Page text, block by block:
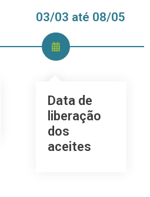
03/03 até 08/05
Data de
liberação
dos
aceites